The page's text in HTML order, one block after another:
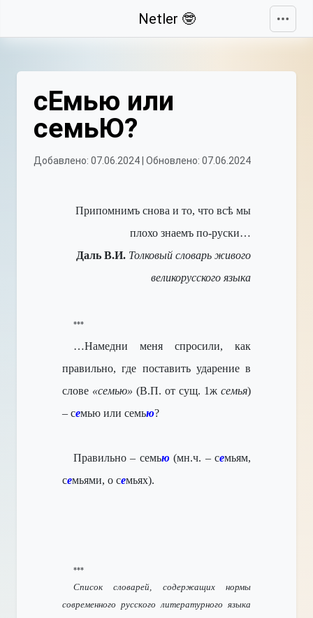
Netler 🤓
сЕмью или
семьЮ?
Добавлено: 07.06.2024 | Обновлено: 07.06.2024
Припомнимъ снова и то, что всѣ мы
плохо знаемъ по-руски…
Даль В.И. Толковый словарь живого
великорусского языка
***
…Намедни меня спросили, как
правильно, где поставить ударение в
слове «семью» (В.П. от сущ. 1ж семья)
– семью или семью?
Правильно – семью (мн.ч. – семьям,
семьями, о семьях).
***
Список словарей, содержащих нормы
современного русского литературного языка